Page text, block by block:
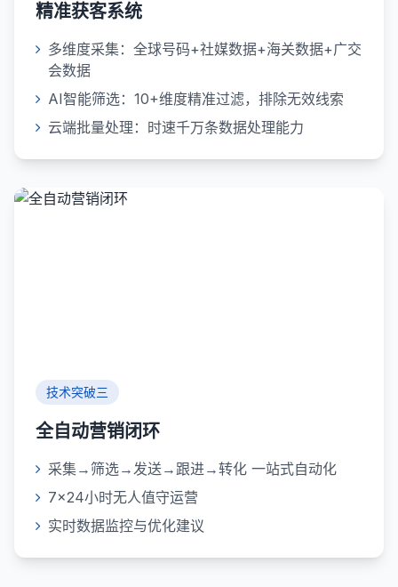
精准获客系统
多维度采集：全球号码+社媒数据+海关数据+广交
会数据
AI智能筛选：10+维度精准过滤，排除无效线索
云端批量处理：时速千万条数据处理能力
技术突破三
全自动营销闭环
采集→筛选→发送→跟进→转化 一站式自动化
7×24小时无人值守运营
实时数据监控与优化建议